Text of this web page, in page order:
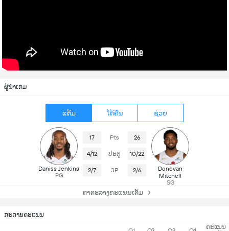
ກະດານຄະແນນ
ຄະແນນ
ຜູ້ນຳເກມ
ແຕ້ມ ໂຕ້ຄືນ ຊ່ວຍ
Daniss Jenkins
PG
17 Pts 26
4/12 ປະຕູ 10/22
2/7 3P 2/6
Donovan
Mitchell
SG
ຕາຕະລາງຄະແນນເຕັມ